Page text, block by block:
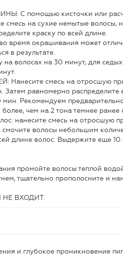
С помощью кисточки или
на сухие немытые волосы,
краску по всей длине.
время окрашивания может
в результате.
на волосах на 30 минут, для
смесь на отросшую
Затем равномерно распределите
Рекомендуем
чем на 2 тона темнее
нанесите смесь на отросшую
смочите волосы небольшим
длине волос. Выдержите еще 10
промойте волосы теплой
тщательно прополосните и
НЕ ВХОДИТ.
и глубокое проникновение